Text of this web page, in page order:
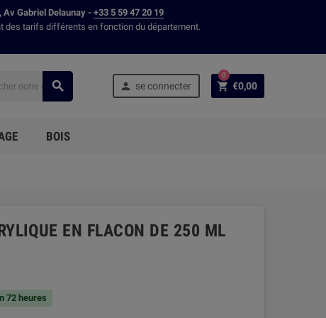
Av Gabriel Delaunay -+33 5 59 47 20 19
des tarifs différents en fonction du département.
  se connecter  €0,00
0
BOIS
EN FLACON DE 250 ML
72 heures